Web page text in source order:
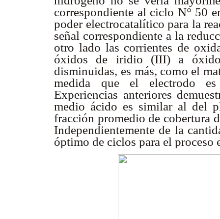
correspondiente al ciclo N° 50
poder electrocatalítico para la
señal correspondiente a la
otro lado las corrientes de
óxidos de iridio (III) a
disminuidas, es más, como el
medida que el electrodo
Experiencias anteriores
medio ácido es similar al del
fracción promedio de cobertura
Independientemente de la
óptimo de ciclos para el proceso